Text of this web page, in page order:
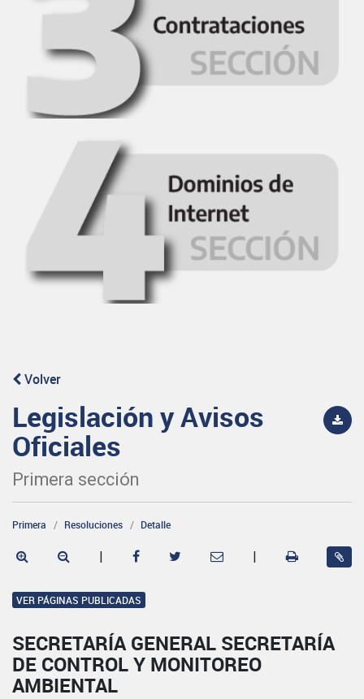
Volver
Legislación y Avisos
Oficiales
Primera sección
Primera Resoluciones Detalle
| |
VER PÁGINAS PUBLICADAS
SECRETARÍA GENERAL SECRETARÍA
DE CONTROL Y MONITOREO
AMBIENTAL